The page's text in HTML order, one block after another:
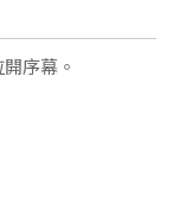
序幕。